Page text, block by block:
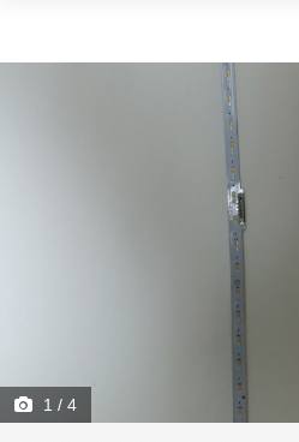
1 / 4